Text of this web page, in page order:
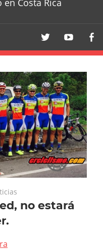
Costa Rica
no estará